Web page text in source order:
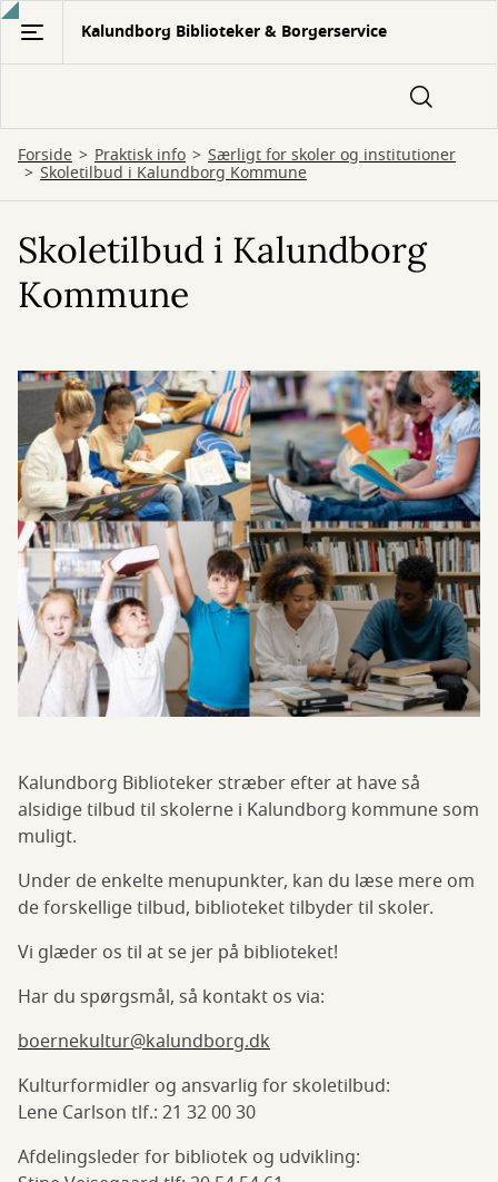
Gå
hovedindhold
Kalundborg Biblioteker & Borgerservice
Forside Praktisk info Særligt for skoler og institutioner
Skoletilbud i Kalundborg Kommune
Skoletilbud i Kalundborg
Kommune
Kalundborg Biblioteker stræber efter at have så
alsidige tilbud til skolerne i Kalundborg kommune som
muligt.
Under de enkelte menupunkter, kan du læse mere om
de forskellige tilbud, biblioteket tilbyder til skoler.
Vi glæder os til at se jer på biblioteket!
Har du spørgsmål, så kontakt os via:
boernekultur@kalundborg.dk
Kulturformidler og ansvarlig for skoletilbud:
Lene Carlson tlf.: 21 32 00 30
Afdelingsleder for bibliotek og udvikling: